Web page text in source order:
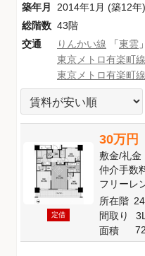
築年月
2014年1月 (築12年)
総階数 43階
交通
りんかい線 「東雲
東京メトロ有楽町線
東京メトロ有楽町線
定借
30万円
敷金/礼金
仲介手数
フリーレ
所在階
間取り
面積